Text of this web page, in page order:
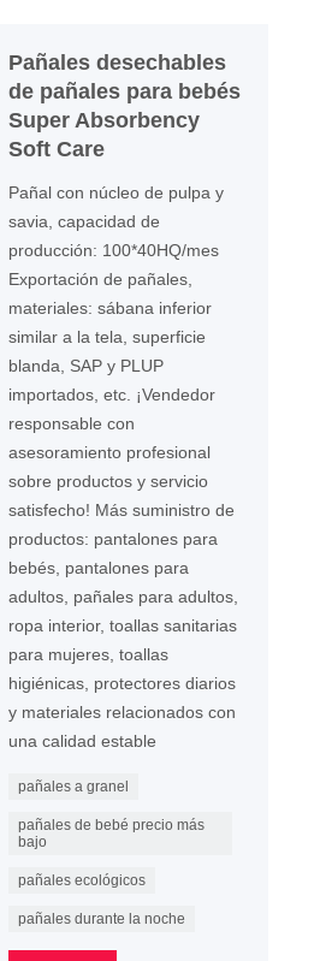
Pañales desechables
de pañales para bebés
Super Absorbency
Soft Care
Pañal con núcleo de pulpa y
savia, capacidad de
producción: 100*40HQ/mes
Exportación de pañales,
materiales: sábana inferior
similar a la tela, superficie
blanda, SAP y PLUP
importados, etc. ¡Vendedor
responsable con
asesoramiento profesional
sobre productos y servicio
satisfecho! Más suministro de
productos: pantalones para
bebés, pantalones para
adultos, pañales para adultos,
ropa interior, toallas sanitarias
para mujeres, toallas
higiénicas, protectores diarios
y materiales relacionados con
una calidad estable
pañales a granel
pañales de bebé precio más
bajo
pañales ecológicos
pañales durante la noche